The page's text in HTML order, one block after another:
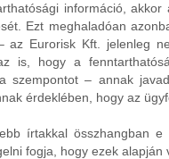
információ,
Ezt meghaladóan
az Eurorisk Kft. jelenleg
is, hogy a
szempontot – annak
érdeklében, hogy az
írtakkal összhangban e
fogja, hogy ezek